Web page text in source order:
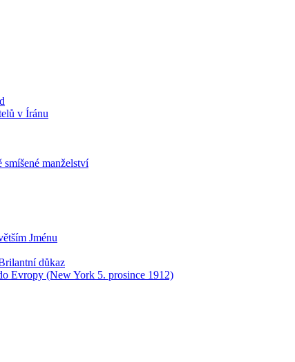
v Íránu
manželství
Jménu
důkaz
Evropy (New York 5. prosince 1912)